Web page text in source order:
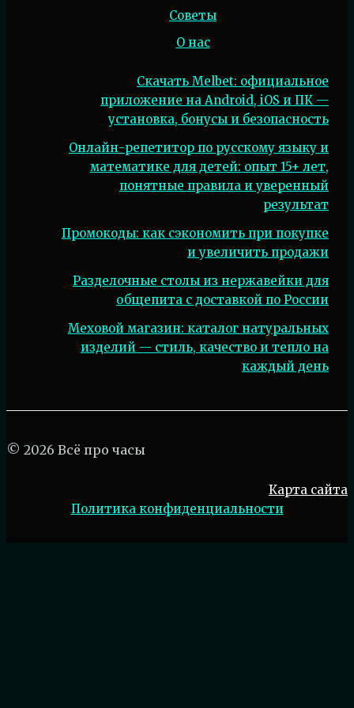
Советы
О нас
Скачать Melbet: официальное
приложение на Android, iOS и ПК —
установка, бонусы и безопасность
Онлайн-репетитор по русскому языку и
математике для детей: опыт 15+ лет,
понятные правила и уверенный
результат
Промокоды: как сэкономить при покупке
и увеличить продажи
Разделочные столы из нержавейки для
общепита с доставкой по России
Меховой магазин: каталог натуральных
изделий — стиль, качество и тепло на
каждый день
© 2026 Всё про часы
Карта сайта
Политика конфиденциальности